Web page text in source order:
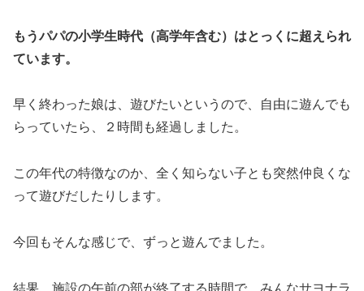
もうパパの小学生時代（高学年含む）はとっくに超えられ
ています。
早く終わった娘は、遊びたいというので、自由に遊んでも
らっていたら、２時間も経過しました。
この年代の特徴なのか、全く知らない子とも突然仲良くな
って遊びだしたりします。
今回もそんな感じで、ずっと遊んでました。
結果、施設の午前の部が終了する時間で、みんなサヨナラ